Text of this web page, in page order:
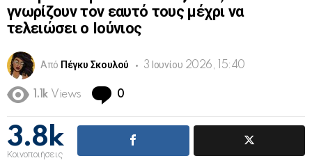
γνωρίζουν τον εαυτό τους μέχρι να
τελειώσει ο Ιούνιος
Από Πέγκυ Σκουλού 3 Ιουνίου 2026, 15:40
1.1k Views 0
3.8k
Κοινοποιήσεις